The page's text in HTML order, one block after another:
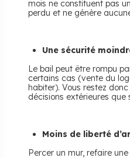
mois ne constituent pas
perdu et ne génère
Une sécurité
Le bail peut être rompu
certains cas (vente du
habiter). Vous restez
décisions extérieures que
Moins de liberté
Percer un mur, refaire